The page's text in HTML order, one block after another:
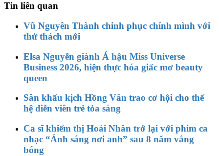
Tin liên quan
Vũ Nguyên Thành chinh phục chính mình với
thử thách mới
Elsa Nguyễn giành Á hậu Miss Universe
Business 2026, hiện thực hóa giấc mơ beauty
queen
Sân khấu kịch Hồng Vân trao cơ hội cho thế
hệ diễn viên trẻ tỏa sáng
Ca sĩ khiếm thị Hoài Nhân trở lại với phim ca
nhạc “Ánh sáng nơi anh” sau 8 năm vắng
bóng